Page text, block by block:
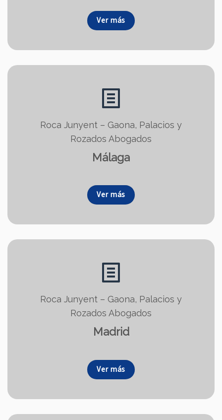
Ver más
Roca Junyent – Gaona, Palacios y
Rozados Abogados
Málaga
Ver más
Roca Junyent – Gaona, Palacios y
Rozados Abogados
Madrid
Ver más